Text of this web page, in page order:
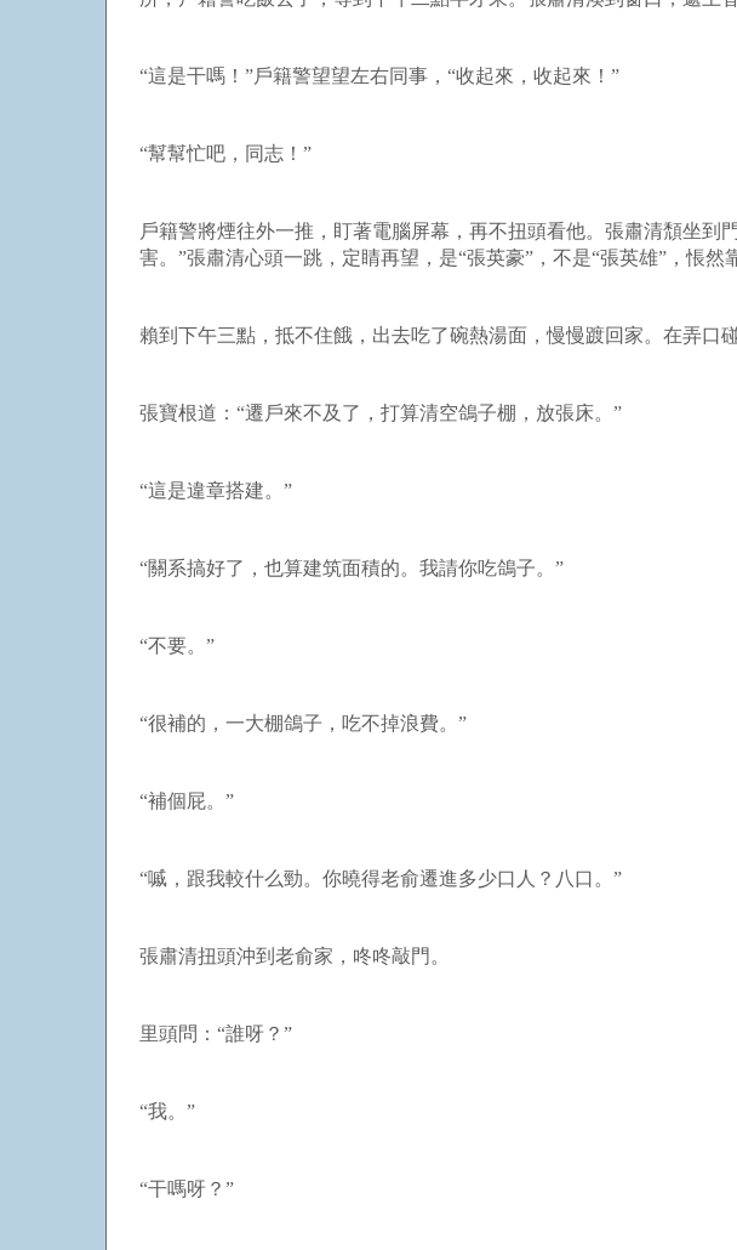
“這是干嗎！”戶籍警望望左右同事，“收起來，收起來！”
“幫幫忙吧，同志！”
戶籍警將煙往外一推，盯著電腦屏幕，再不扭頭看他。張肅清頹坐
害。”張肅清心頭一跳，定睛再望，是“張英豪”，不是“張英雄”，悵
賴到下午三點，抵不住餓，出去吃了碗熱湯面，慢慢踱回家。在弄口
張寶根道：“遷戶來不及了，打算清空鴿子棚，放張床。”
“這是違章搭建。”
“關系搞好了，也算建筑面積的。我請你吃鴿子。”
“不要。”
“很補的，一大棚鴿子，吃不掉浪費。”
“補個屁。”
“嘁，跟我較什么勁。你曉得老俞遷進多少口人？八口。”
張肅清扭頭沖到老俞家，咚咚敲門。
里頭問：“誰呀？”
“我。”
“干嗎呀？”